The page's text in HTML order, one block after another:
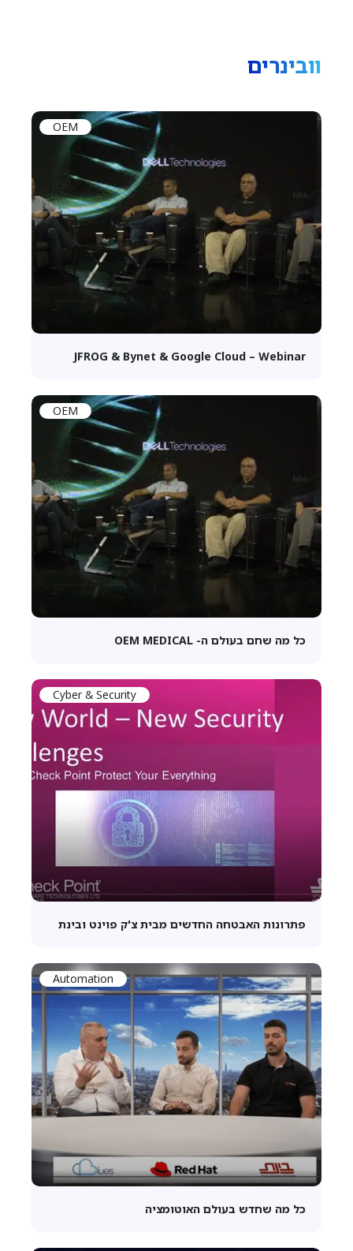
וובינרים
OEM
JFROG & Bynet & Google Cloud – Webinar
OEM
כל מה שחם בעולם ה- OEM MEDICAL
Cyber & Security
פתרונות האבטחה החדשים מבית צ'ק פוינט ובינת
Automation
כל מה שחדש בעולם האוטומציה